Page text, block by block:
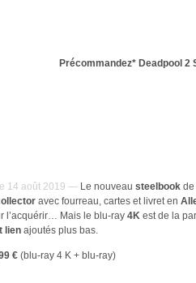
Précommandez* Deadpool 2
14 août 2019 — Le nouveau steelbook de
avec fourreau, cartes et livret en
l’acquérir… Mais le blu-ray 4K est de la
lien ajoutés plus bas.
€ (blu-ray 4 K + blu-ray)